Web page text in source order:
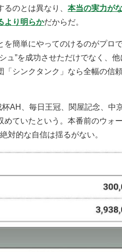
のとは異なり、 本当の実力が
より明らかだからだ。
簡単にやってのけるのがプロ
ュ”を成功させただけでなく、
「シンクタンク」なら全幅の信
AH、毎日王冠、関屋記念、中
ていたという。本番前のウォ
対的な自信は揺るがない。